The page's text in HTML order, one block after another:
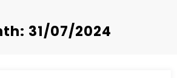
31/07/2024